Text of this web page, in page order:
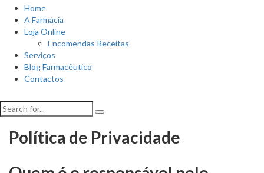
Home
A Farmácia
Loja Online
Encomendas Receitas
Serviços
Blog Farmacêutico
Contactos
Política de Privacidade